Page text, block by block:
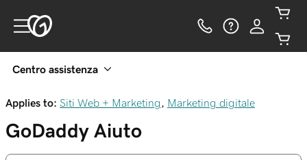
Centro assistenza
Applies to: Siti Web + Marketing Marketing digitale
GoDaddy Aiuto